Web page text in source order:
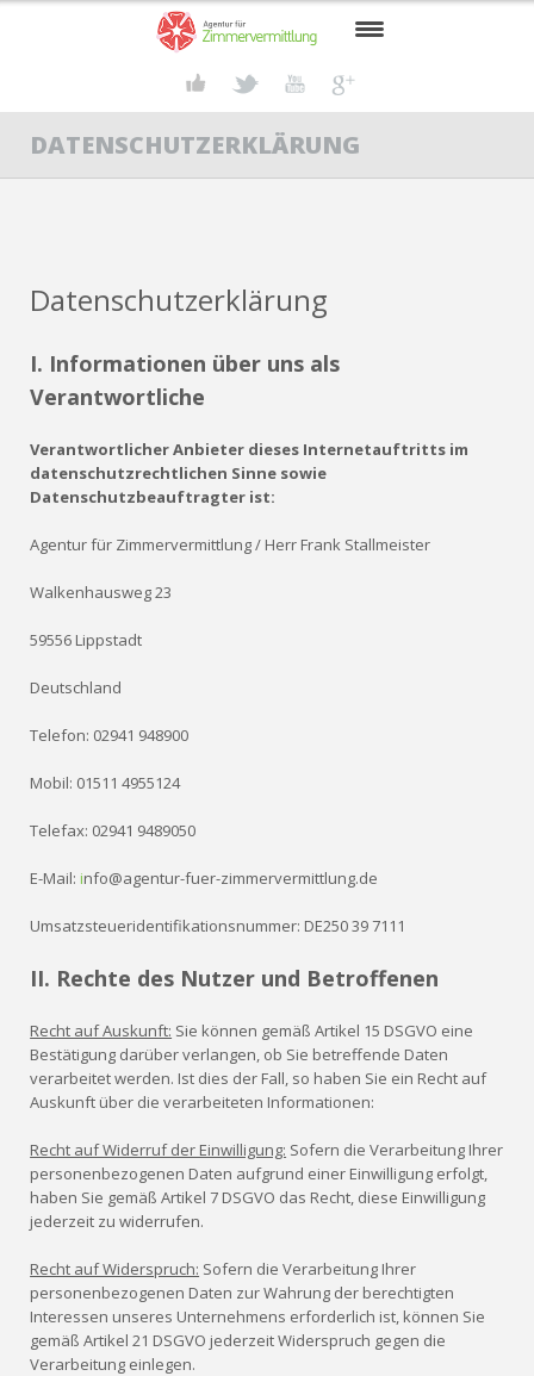
SUCHENDE
RHEDA-WIEDENBRÜCK
AKTUELLES
KONTAKT
DATENSCHUTZERKLÄRUNG
Datenschutzerklärung
I. Informationen über uns als
Verantwortliche
Verantwortlicher Anbieter dieses Internetauftritts im
datenschutzrechtlichen Sinne sowie
Datenschutzbeauftragter ist:
Agentur für Zimmervermittlung / Herr Frank Stallmeister
Walkenhausweg 23
59556 Lippstadt
Deutschland
Telefon: 02941 948900
Mobil: 01511 4955124
Telefax: 02941 9489050
E-Mail:info@agentur-fuer-zimmervermittlung.de
Umsatzsteueridentifikationsnummer: DE250 39 7111
II. Rechte des Nutzer und Betroffenen
Recht auf Auskunft: Sie können gemäß Artikel 15 DSGVO eine
Bestätigung darüber verlangen, ob Sie betreffende Daten
verarbeitet werden. Ist dies der Fall, so haben Sie ein Recht auf
Auskunft über die verarbeiteten Informationen:
Recht auf Widerruf der Einwilligung: Sofern die Verarbeitung Ihrer
personenbezogenen Daten aufgrund einer Einwilligung erfolgt,
haben Sie gemäß Artikel 7 DSGVO das Recht, diese Einwilligung
jederzeit zu widerrufen.
Recht auf Widerspruch: Sofern die Verarbeitung Ihrer
personenbezogenen Daten zur Wahrung der berechtigten
Interessen unseres Unternehmens erforderlich ist, können Sie
gemäß Artikel 21 DSGVO jederzeit Widerspruch gegen die
Verarbeitung einlegen.